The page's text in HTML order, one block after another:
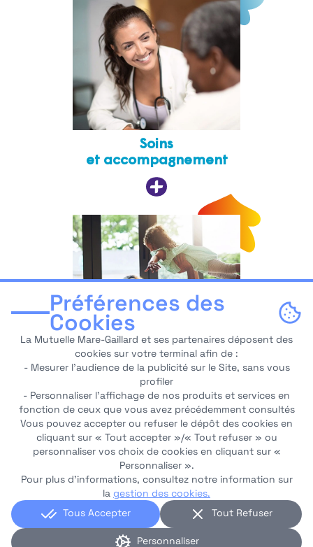
Préférences des
Cookies
La Mutuelle Mare-Gaillard et ses partenaires déposent des
cookies sur votre terminal afin de :
- Mesurer l’audience de la publicité sur le Site, sans vous
profiler
- Personnaliser l’affichage de nos produits et services en
fonction de ceux que vous avez précédemment consultés
Vous pouvez accepter ou refuser le dépôt des cookies en
cliquant sur « Tout accepter »/« Tout refuser » ou
personnaliser vos choix de cookies en cliquant sur «
Personnaliser ».
Pour plus d’informations, consultez notre information sur
la gestion des cookies.
Tous Accepter
Tout Refuser
Personnaliser
Soins
et accompagnement
Logement
Services et assistance
Les services et l'assistance au service des
métiers
En savoir plus sur nos services